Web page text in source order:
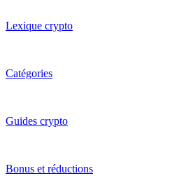
Lexique crypto
Catégories
Guides crypto
Bonus et réductions